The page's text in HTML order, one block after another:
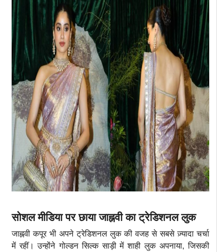
सोशल मीडिया पर छाया जाह्नवी का ट्रेडिशनल लुक
जाह्नवी कपूर भी अपने ट्रेडिशनल लुक की वजह से सबसे ज़्यादा चर्चा
में रहीं। उन्होंने गोल्डन सिल्क साड़ी में शाही लुक अपनाया, जिसकी